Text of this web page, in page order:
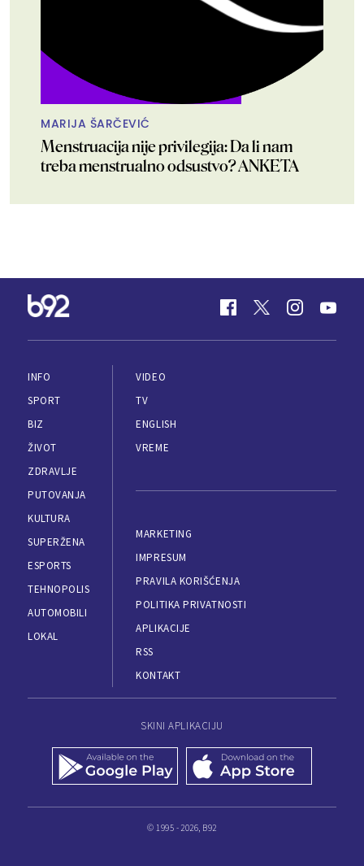
MARIJA ŠARČEVIĆ
Menstruacija nije privilegija: Da li nam
treba menstrualno odsustvo? ANKETA
INFO
SPORT
BIZ
ŽIVOT
ZDRAVLJE
PUTOVANJA
KULTURA
SUPERŽENA
ESPORTS
TEHNOPOLIS
AUTOMOBILI
LOKAL
VIDEO
TV
ENGLISH
VREME
MARKETING
IMPRESUM
PRAVILA KORIŠĆENJA
POLITIKA PRIVATNOSTI
APLIKACIJE
RSS
KONTAKT
SKINI APLIKACIJU
© 1995 - 2026, B92